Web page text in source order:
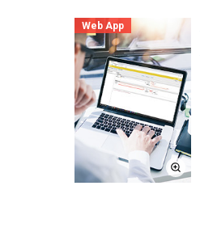
Web App